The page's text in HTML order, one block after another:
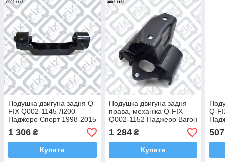
Подушка двигуна задня Q-
FIX Q002-1145 Л200
Паджеро Спорт 1998-2015
MR319774
1 306 ₴
Купити
Подушка двигуна задня
права, механіка Q-FIX
Q002-1152 Паджеро Вагон
1991-2004 MR113295
1 284₴
Купити
Q-
507